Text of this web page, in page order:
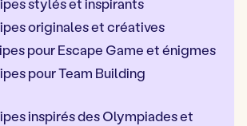
originales et créatives
pour Escape Game et énigmes
pour Team Building
inspirés des Olympiades et